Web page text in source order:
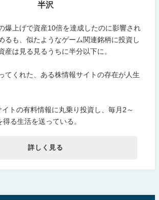
半沢
爆上げで資産10倍を達成したのに影響され
るも、似たようなゲーム関連銘柄に投資し
産は見る見るうちに半分以下に。
てくれた、ある株情報サイトの存在が人生
トの有料情報に丸乗り投資し、毎月2～
る生活を送っている。
詳しく見る